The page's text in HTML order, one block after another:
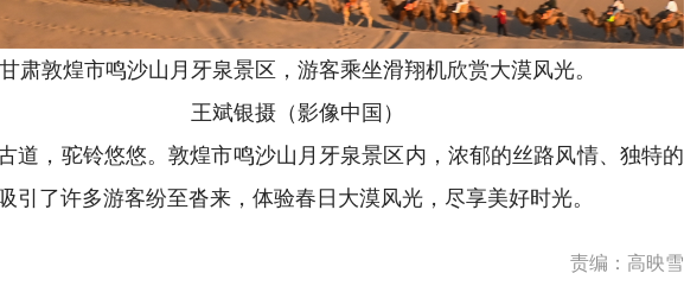
甘肃敦煌市鸣沙山月牙泉景区，游客乘坐滑翔机欣赏大漠风光。
王斌银摄（影像中国）
道，驼铃悠悠。敦煌市鸣沙山月牙泉景区内，浓郁的丝路风情、独特的
引了许多游客纷至沓来，体验春日大漠风光，尽享美好时光。
责编：高映雪